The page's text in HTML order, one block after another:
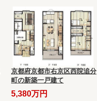
京都府京都市右京区西院追分
町の新築一戸建て
5,380万円